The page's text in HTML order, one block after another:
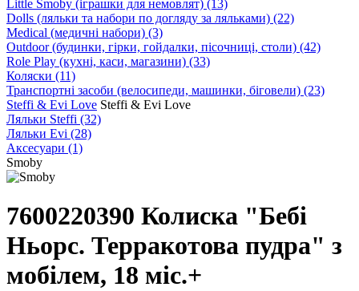
Little Smoby (іграшки для немовлят) (13)
Dolls (ляльки та набори по догляду за ляльками) (22)
Medical (медичні набори) (3)
Outdoor (будинки, гірки, гойдалки, пісочниці, столи) (42)
Role Play (кухні, каси, магазини) (33)
Коляски (11)
Транспортні засоби (велосипеди, машинки, біговели) (23)
Steffi & Evi Love Steffi & Evi Love
Ляльки Steffi (32)
Ляльки Evi (28)
Аксесуари (1)
Smoby
7600220390 Колиска "Бебi
Ньорс. Терракотова пудра" з
мобілем, 18 міс.+